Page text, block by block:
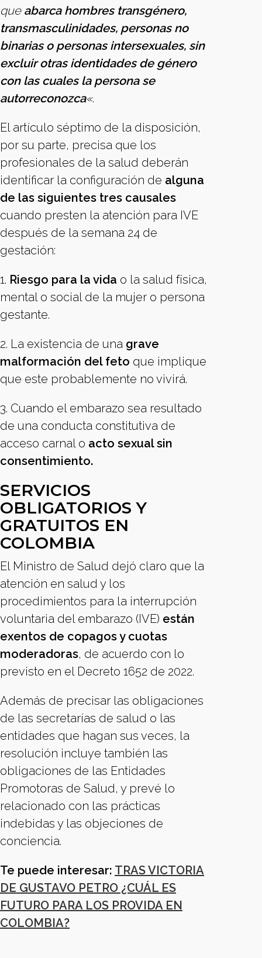
que abarca hombres transgénero,
transmasculinidades, personas no
binarias o personas intersexuales, sin
excluir otras identidades de género
con las cuales la persona se
autorreconozca«.
El artículo séptimo de la disposición,
por su parte, precisa que los
profesionales de la salud deberán
identificar la configuración de alguna
de las siguientes tres causales
cuando presten la atención para IVE
después de la semana 24 de
gestación:
1. Riesgo para la vida o la salud física,
mental o social de la mujer o persona
gestante.
2. La existencia de una grave
malformación del feto que implique
que este probablemente no vivirá.
3. Cuando el embarazo sea resultado
de una conducta constitutiva de
acceso carnal o acto sexual sin
consentimiento.
SERVICIOS
OBLIGATORIOS Y
GRATUITOS EN
COLOMBIA
El Ministro de Salud dejó claro que la
atención en salud y los
procedimientos para la interrupción
voluntaria del embarazo (IVE) están
exentos de copagos y cuotas
moderadoras, de acuerdo con lo
previsto en el Decreto 1652 de 2022.
Además de precisar las obligaciones
de las secretarías de salud o las
entidades que hagan sus veces, la
resolución incluye también las
obligaciones de las Entidades
Promotoras de Salud, y prevé lo
relacionado con las prácticas
indebidas y las objeciones de
conciencia.
Te puede interesar: TRAS VICTORIA
DE GUSTAVO PETRO ¿CUÁL ES
FUTURO PARA LOS PROVIDA EN
COLOMBIA?